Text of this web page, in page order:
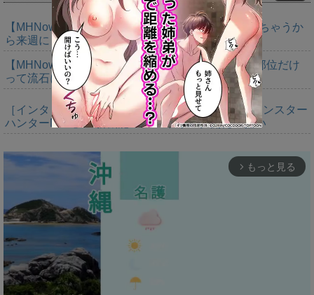
【MHNow】トラッカーとか今週増量なんか。溢れちゃうか
ら来週にして欲しいわ何狩れいうねん
【MHNow】150回は錬成してダブルインパクト２部位だけ
って流石に泣けてくる
［インタビュー］距離を超えて，一緒に狩る。「モンスター
ハンターNow」の新機能 フレンドリンク開発の狙い
arrow_forward_ios もっと見る